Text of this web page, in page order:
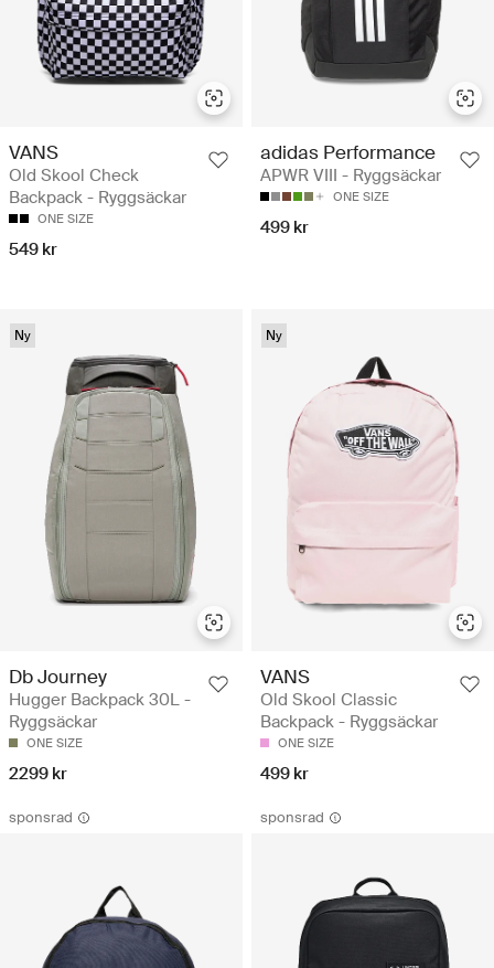
VANS
Old Skool Check
Backpack - Ryggsäckar
ONE SIZE
549 kr
adidas Performance
APWR VIII - Ryggsäckar
ONE SIZE
499 kr
Ny
Db Journey
Hugger Backpack 30L -
Ryggsäckar
ONE SIZE
2299 kr
Ny
VANS
Old Skool Classic
Backpack - Ryggsäckar
ONE SIZE
499 kr
sponsrad sponsrad